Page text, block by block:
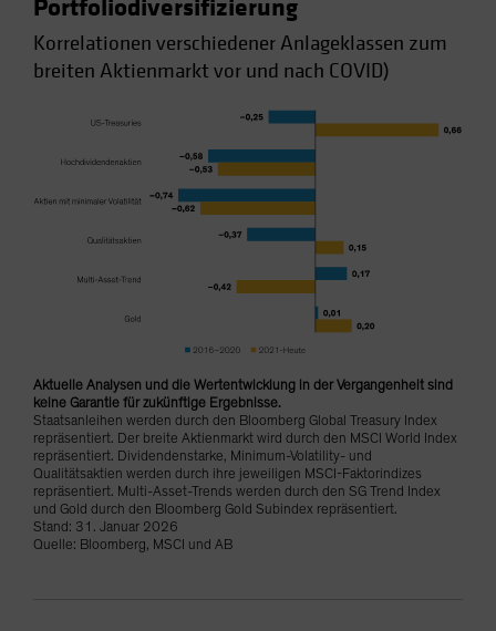
Portfoliodiversifizierung
Korrelationen verschiedener Anlageklassen zum
breiten Aktienmarkt vor und nach COVID)
Aktuelle Analysen und die Wertentwicklung in der Vergangenheit sind
keine Garantie für zukünftige Ergebnisse.
Staatsanleihen werden durch den Bloomberg Global Treasury Index
repräsentiert. Der breite Aktienmarkt wird durch den MSCI World Index
repräsentiert. Dividendenstarke, Minimum-Volatility- und
Qualitätsaktien werden durch ihre jeweiligen MSCI-Faktorindizes
repräsentiert. Multi-Asset-Trends werden durch den SG Trend Index
und Gold durch den Bloomberg Gold Subindex repräsentiert.
Stand: 31. Januar 2026
Quelle: Bloomberg, MSCI und AB